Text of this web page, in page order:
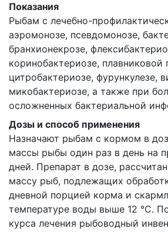
Показания
Рыбам с лечебно-
аэромонозе, псевдомонозе,
бранхионекрозе,
коринобактериозе, плавниковой
цитробактериозе, фурункулезе,
микобактериозе, а также при
осложненных бактериальной
Дозы и способ применения
Назначают рыбам с кормом в
массы рыбы один раз в день на
дней. Препарат в дозе,
массу рыб, подлежащих
дневной порцией корма и
температуре воды выше 12 °C.
курса лечения рыбоводный